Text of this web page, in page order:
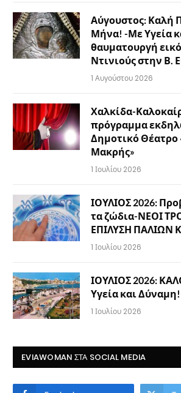
Αύγουστος: Καλή
Μήνα! -Με Υγεία
θαυματουργή
Ντινιούς στην Β.
1 Αυγούστου 2026
Χαλκίδα-
πρόγραμμα
Δημοτικό Θέατρο
Μακρής»
1 Ιουλίου 2026
ΙΟΥΛΙΟΣ 2026:
τα ζώδια-ΝΕΟΙ
ΕΠΙΛΥΣΗ ΠΑΛΙΩΝ
1 Ιουλίου 2026
ΙΟΥΛΙΟΣ 2026:
Υγεία και Δύναμη!
1 Ιουλίου 2026
EVIAWOMAN ΣΤΑ SOCIAL MEDIA